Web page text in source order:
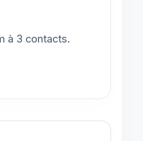
à 3 contacts.